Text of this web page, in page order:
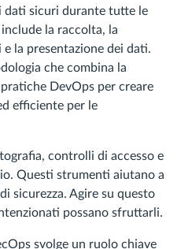
dati sicuri durante tutte le
la raccolta, la
e la presentazione dei dati.
che combina la
DevOps per creare
efficiente per le
controlli di accesso e
Questi strumenti aiutano a
sicurezza. Agire su questo
possano sfruttarli.
svolge un ruolo chiave